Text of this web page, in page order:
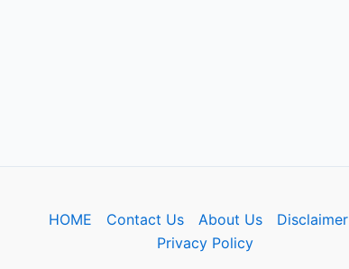
HOME Contact Us About Us
Disclaimer
Privacy Policy